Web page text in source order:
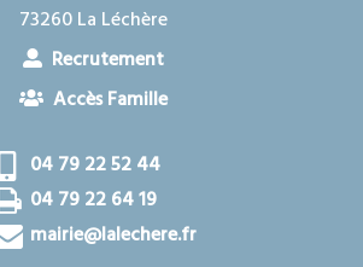
73260 La Léchère
Recrutement
Accès Famille
04 79 22 52 44
04 79 22 64 19
mairie@lalechere.fr